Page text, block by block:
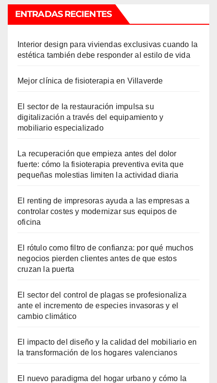
ENTRADAS RECIENTES
Interior design para viviendas exclusivas cuando la
estética también debe responder al estilo de vida
Mejor clínica de fisioterapia en Villaverde
El sector de la restauración impulsa su
digitalización a través del equipamiento y
mobiliario especializado
La recuperación que empieza antes del dolor
fuerte: cómo la fisioterapia preventiva evita que
pequeñas molestias limiten la actividad diaria
El renting de impresoras ayuda a las empresas a
controlar costes y modernizar sus equipos de
oficina
El rótulo como filtro de confianza: por qué muchos
negocios pierden clientes antes de que estos
cruzan la puerta
El sector del control de plagas se profesionaliza
ante el incremento de especies invasoras y el
cambio climático
El impacto del diseño y la calidad del mobiliario en
la transformación de los hogares valencianos
El nuevo paradigma del hogar urbano y cómo la